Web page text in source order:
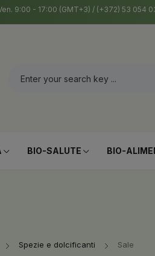
9:00 - 17:00 (GMT+3) / (+372) 53 054
BIO-SALUTE BIO-
Spezie e dolcificanti Sale